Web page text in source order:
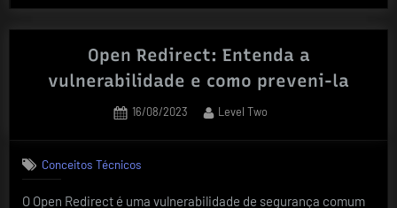
Open Redirect: Entenda a
vulnerabilidade e como preveni-la
Posted
16/08/2023 By
Level Two
Conceitos Técnicos
O Open Redirect é uma vulnerabilidade de segurança comum